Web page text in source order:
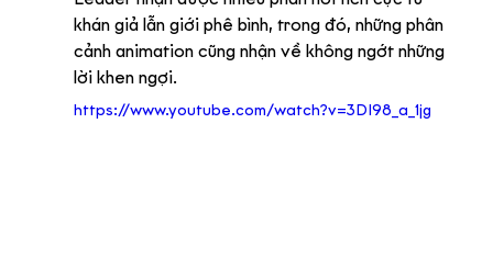
khán giả lẫn giới phê bình, trong đó, những phân
cảnh animation cũng nhận về không ngớt những
lời khen ngợi.
https://www.youtube.com/watch?v=3DI98_a_1jg